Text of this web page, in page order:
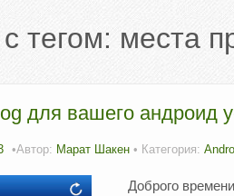
тегом: места
для вашего андроид
Автор: Марат Шакен • Категория:
Доброго